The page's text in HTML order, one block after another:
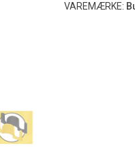
VAREMÆRKE: